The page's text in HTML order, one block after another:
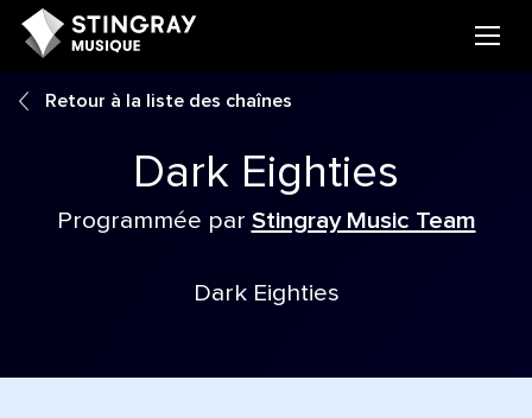
Retour à la liste des chaînes
Dark Eighties
Programmée par Stingray Music Team
Dark Eighties